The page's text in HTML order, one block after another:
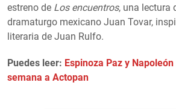
estreno de Los encuentros, una lectura
dramaturgo mexicano Juan Tovar,
literaria de Juan Rulfo.
Puedes leer: Espinoza Paz y
semana a Actopan